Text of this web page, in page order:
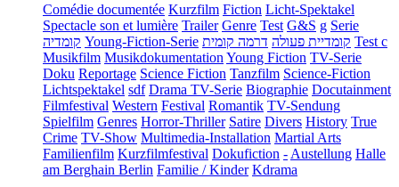
Comédie documentée Kurzfilm Fiction Licht-Spektakel
Spectacle son et lumière Trailer Genre Test G&S g Serie
קומדיה Young-Fiction-Serie קומדיית פעולה דרמה קומית
Test c
Musikfilm Musikdokumentation Young Fiction TV-Serie
Doku Reportage Science Fiction Tanzfilm Science-Fiction
Lichtspektakel sdf Drama TV-Serie Biographie Docutainment
Filmfestival Western Festival Romantik TV-Sendung
Spielfilm Genres Horror-Thriller Satire Divers History True
Crime TV-Show Multimedia-Installation Martial Arts
Familienfilm Kurzfilmfestival Dokufiction - Austellung Halle
am Berghain Berlin Familie / Kinder Kdrama